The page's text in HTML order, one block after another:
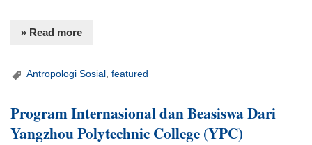
» Read more
Antropologi Sosial ,featured
Program Internasional dan Beasiswa Dari
Yangzhou Polytechnic College (YPC)